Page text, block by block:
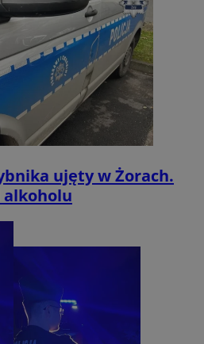
ujęty w Żorach.
alkoholu